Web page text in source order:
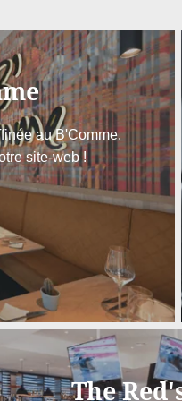
au B'Comme.
site-web !
The
Non,
Les
3ans. Vous
ou une